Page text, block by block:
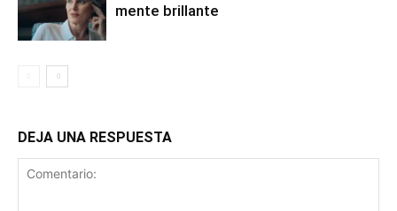
mente brillante
DEJA UNA RESPUESTA